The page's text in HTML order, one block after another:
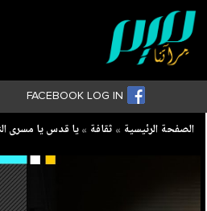
FACEBOOK LOG IN
Breadcrumb
الصفحة الرئيسية ثقافة يا قدس يا مسرى